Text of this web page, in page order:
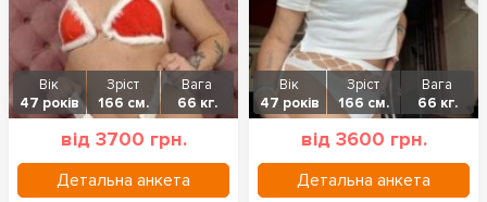
Вік
47 років
Зріст
166 см.
Вага
66 кг.
від 3700 грн.
Детальна анкета
Вік
47 років
Зріст
166 см.
Вага
66 кг.
від 3600 грн.
Детальна анкета